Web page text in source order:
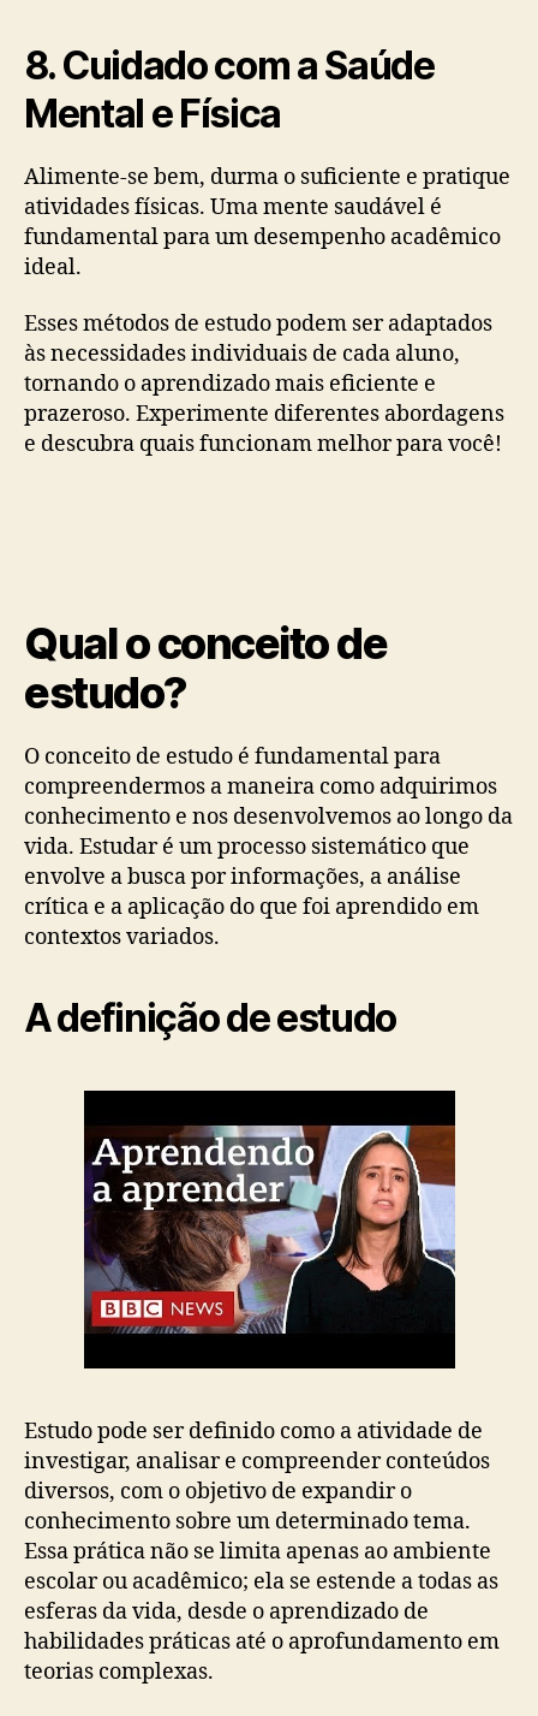
8. Cuidado com a Saúde
Mental e Física
Alimente-se bem, durma o suficiente e pratique
atividades físicas. Uma mente saudável é
fundamental para um desempenho acadêmico
ideal.
Esses métodos de estudo podem ser adaptados
às necessidades individuais de cada aluno,
tornando o aprendizado mais eficiente e
prazeroso. Experimente diferentes abordagens
e descubra quais funcionam melhor para você!
Qual o conceito de
estudo?
O conceito de estudo é fundamental para
compreendermos a maneira como adquirimos
conhecimento e nos desenvolvemos ao longo da
vida. Estudar é um processo sistemático que
envolve a busca por informações, a análise
crítica e a aplicação do que foi aprendido em
contextos variados.
A definição de estudo
Estudo pode ser definido como a atividade de
investigar, analisar e compreender conteúdos
diversos, com o objetivo de expandir o
conhecimento sobre um determinado tema.
Essa prática não se limita apenas ao ambiente
escolar ou acadêmico; ela se estende a todas as
esferas da vida, desde o aprendizado de
habilidades práticas até o aprofundamento em
teorias complexas.